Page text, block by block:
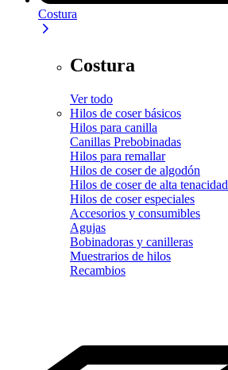
Costura
Costura
Ver todo
Hilos de coser básicos
Hilos para canilla
Canillas Prebobinadas
Hilos para remallar
Hilos de coser de algodón
Hilos de coser de alta tenacidad
Hilos de coser especiales
Accesorios y consumibles
Agujas
Bobinadoras y canilleras
Muestrarios de hilos
Recambios